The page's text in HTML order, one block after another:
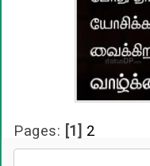
Pages: [1] 2